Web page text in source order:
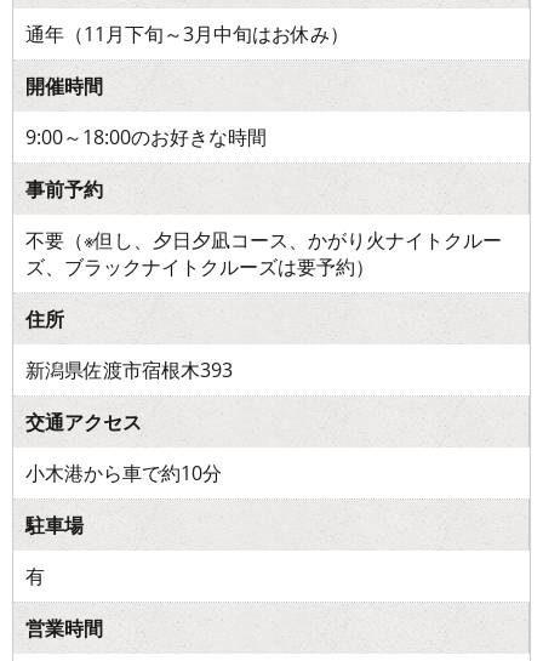
通年（11月下旬～3月中旬はお休み）
開催時間
9:00～18:00のお好きな時間
事前予約
不要（※但し、夕日夕凪コース、かがり火ナイトクルー
ズ、ブラックナイトクルーズは要予約）
住所
新潟県佐渡市宿根木393
交通アクセス
小木港から車で約10分
駐車場
有
営業時間